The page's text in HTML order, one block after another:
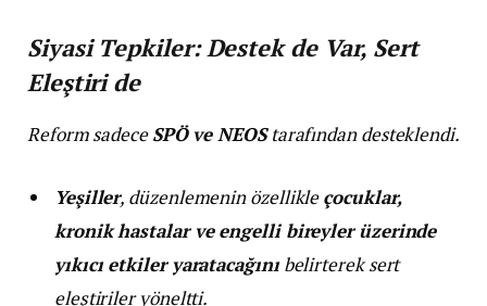
Siyasi Tepkiler: Destek de Var, Sert
Eleştiri de
Reform sadeceSPÖ ve NEOStarafından desteklendi.
Yeşiller, düzenlemenin özellikleçocuklar,
kronik hastalar ve engelli bireyler üzerinde
yıkıcı etkiler yaratacağınıbelirterek sert
eleştiriler yöneltti.